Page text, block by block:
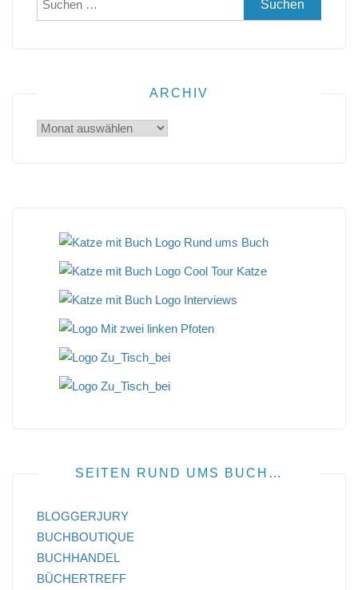
nach:
ARCHIV
Archiv
SEITEN RUND UMS BUCH…
BLOGGERJURY
BUCHBOUTIQUE
BUCHHANDEL
BÜCHERTREFF